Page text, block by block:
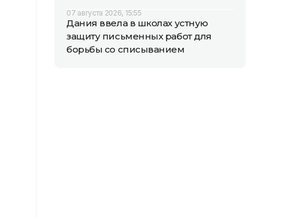
07 августа 2026, 15:55
Дания ввела в школах устную
защиту письменных работ для
борьбы со списыванием